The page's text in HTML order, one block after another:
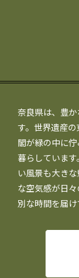
奈良県は、豊
す。世界遺産
閣が緑の中に
暮らしていま
い風景も大き
な空気感が日
別な時間を届け